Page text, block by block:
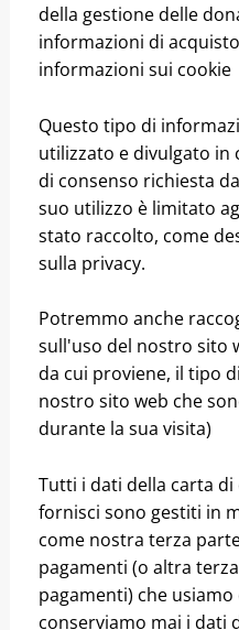
della gestione delle
informazioni di
informazioni sui cookie
Questo tipo di
utilizzato e divulgato
di consenso richiesta
suo utilizzo è limitato
stato raccolto, come
sulla privacy.
Potremmo anche
sull'uso del nostro sito
da cui proviene, il tipo
nostro sito web che
durante la sua visita)
Tutti i dati della carta
fornisci sono gestiti in
come nostra terza
pagamenti (o altra
pagamenti) che
conserviamo mai i dati